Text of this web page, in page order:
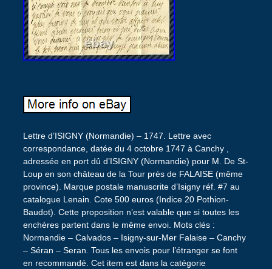
Lettre d’ISIGNY (Normandie) – 1747. Lettre avec
correspondance, datée du 4 octobre 1747 à Canchy ,
adressée en port dû d’ISIGNY (Normandie) pour M. De St-
Loup en son château de la Tour près de FALAISE (même
province). Marque postale manuscrite d’Isigny réf. #7 au
catalogue Lenain. Cote 500 euros (Indice 20 Pothion-
Baudot). Cette proposition n’est valable que si toutes les
enchères partent dans le même envoi. Mots clés :
Normandie – Calvados – Isigny-sur-Mer Falaise – Canchy
– Séran – Seran. Tous les envois pour l’étranger se font
en recommandé. Cet item est dans la catégorie